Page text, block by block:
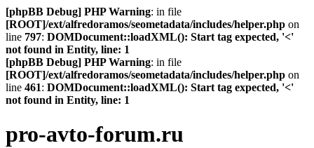
[phpBB Debug] PHP Warning: in file
[ROOT]/ext/alfredoramos/seometadata/includes/helper.php on
line 797: DOMDocument::loadXML(): Start tag expected, '<'
not found in Entity, line: 1
[phpBB Debug] PHP Warning: in file
[ROOT]/ext/alfredoramos/seometadata/includes/helper.php on
line 461: DOMDocument::loadXML(): Start tag expected, '<'
not found in Entity, line: 1
pro-avto-forum.ru